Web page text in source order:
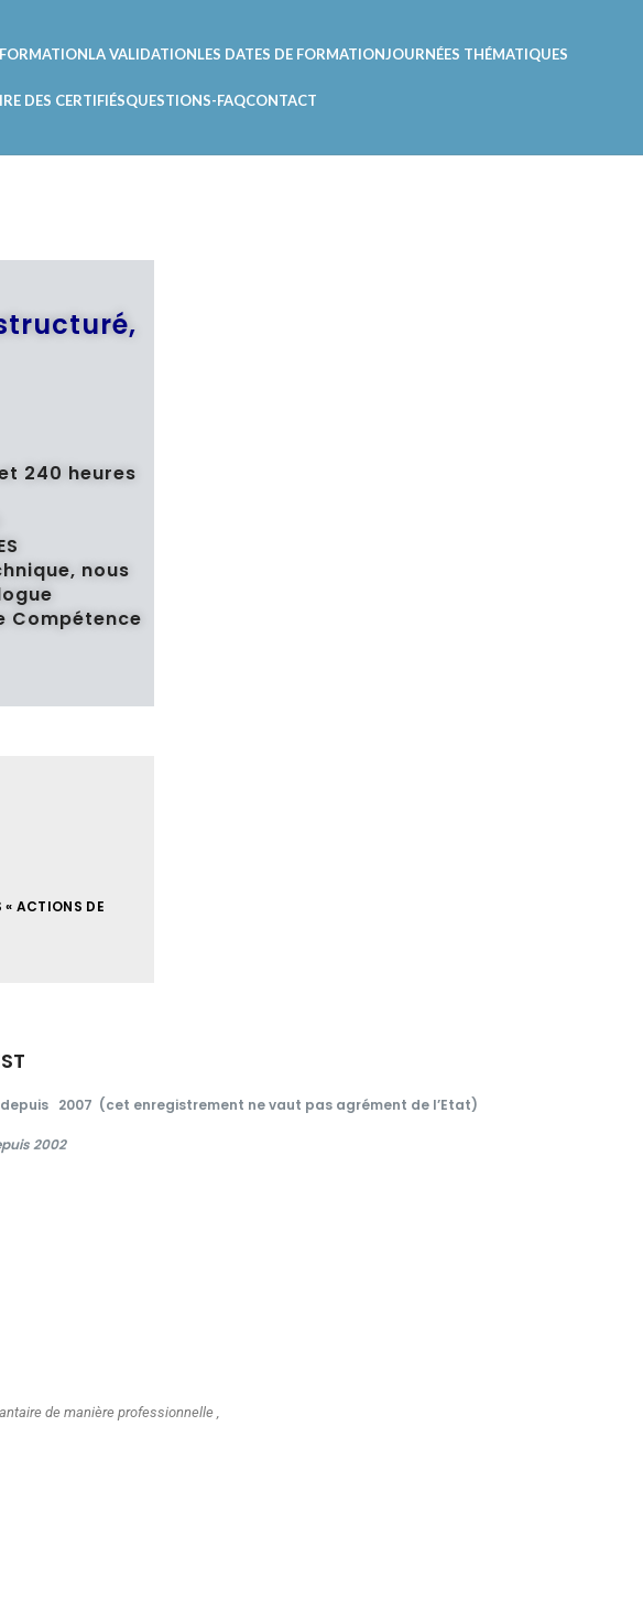
LA VALIDATIONLES DATES DE FORMATIONJOURNÉES THÉMATIQUES
DES CERTIFIÉSQUESTIONS-FAQCONTACT
240 heures
nous
Compétence
« ACTIONS DE
2007 (cet enregistrement ne vaut pas agrément de l’Etat)
2002
naturelle et l'intérêt de cette pratique m'apportent les compétences
accord avec même.